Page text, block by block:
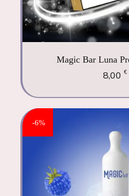
Magic Bar Luna
8,00€
-6%